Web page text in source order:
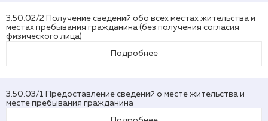
3.50.02/2 Получение сведений обо всех местах жительства и
местах пребывания гражданина (без получения согласия
физического лица)
Подробнее
3.50.03/1 Предоставление сведений о месте жительства и
месте пребывания гражданина